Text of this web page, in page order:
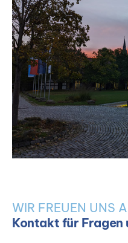
WIR FREUEN UNS
Kontakt für Fragen